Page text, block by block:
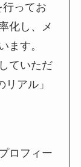
ってお
化し、メ
ます。
ていただ
アル」
ロフィー